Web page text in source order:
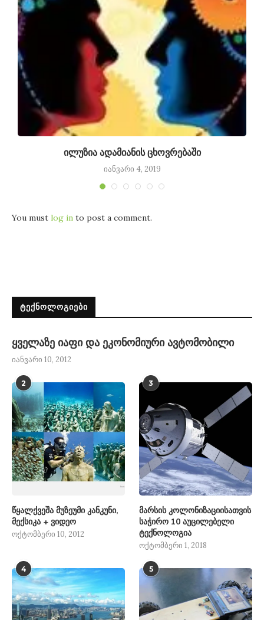
ილუზია ადამიანის ცხოვრებაში
იანვარი 4, 2019
You must log in to post a comment.
ᲢᲔᲥᲜᲝᲚᲝᲒᲘᲔᲑᲘ
ყველაზე იაფი და ეკონომიური ავტომობილი
იანვარი 10, 2012
2
წყალქვეშა მუზეუმი კანკუნი,
მექსიკა + ვიდეო
ოქტომბერი 10, 2012
3
მარსის კოლონიზაციისათვის
საჭირო 10 აუცილებელი
ტექნოლოგია
ოქტომბერი 1, 2018
4 5